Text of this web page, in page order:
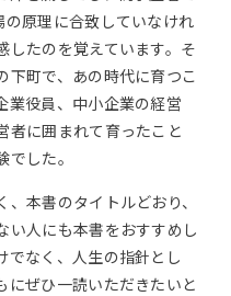
の原理に合致していなけれ
したのを覚えています。そ
下町で、あの時代に育つこ
業役員、中小企業の経営
者に囲まれて育ったこと
した。
本書のタイトルどおり、
い人にも本書をおすすめし
でなく、人生の指針とし
にぜひ一読いただきたいと